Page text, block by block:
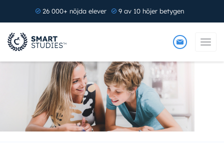
26 000+ nöjda elever 9 av 10 höjer betygen